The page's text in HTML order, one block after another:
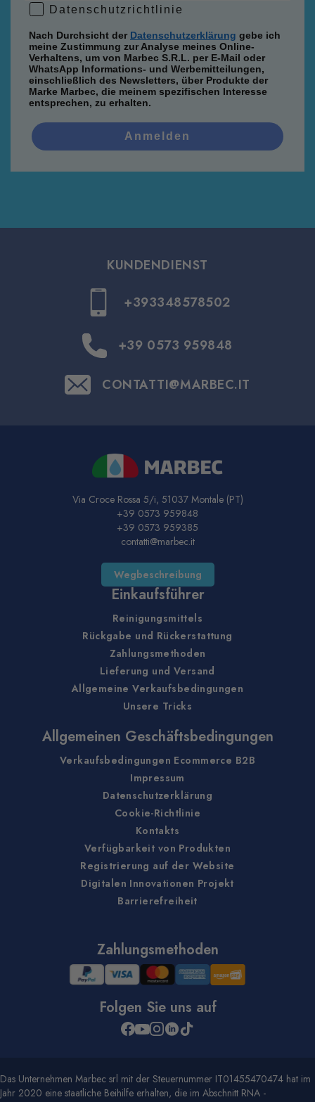
Datenschutzrichtlinie
Datenschutzrichtlinie
Nach Durchsicht der Datenschutzerklärung gebe ich
meine Zustimmung zur Analyse meines Online-
Verhaltens, um von Marbec S.R.L. per E-Mail oder
WhatsApp Informations- und Werbemitteilungen,
einschließlich des Newsletters, über Produkte der
Marke Marbec, die meinem spezifischen Interesse
entsprechen, zu erhalten.
Anmelden
KUNDENDIENST
+393348578502
+39 0573 959848
CONTATTI@MARBEC.IT
Via Croce Rossa 5/i, 51037 Montale (PT)
+39 0573 959848
+39 0573 959385
contatti@marbec.it
Wegbeschreibung
Einkaufsführer
Reinigungsmittels
Rückgabe und Rückerstattung
Zahlungsmethoden
Lieferung und Versand
Allgemeine Verkaufsbedingungen
Unsere Tricks
Allgemeinen Geschäftsbedingungen
Verkaufsbedingungen Ecommerce B2B
Impressum
Datenschutzerklärung
Cookie-Richtlinie
Kontakts
Verfügbarkeit von Produkten
Registrierung auf der Website
Digitalen Innovationen Projekt
Barrierefreiheit
Zahlungsmethoden
Folgen Sie uns auf
Das Unternehmen Marbec srl mit der Steuernummer IT01455470474 hat im
Jahr 2020 eine staatliche Beihilfe erhalten, die im Abschnitt RNA -